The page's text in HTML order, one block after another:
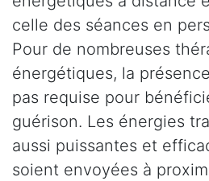
celle des séances en
Pour de nombreuses
énergétiques, la
pas requise pour
guérison. Les énergies
aussi puissantes et
soient envoyées à